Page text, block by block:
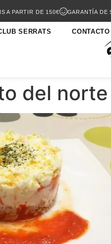
A PARTIR DE 150€ GARANTÍA DE
SERRATS CONTACTO
del